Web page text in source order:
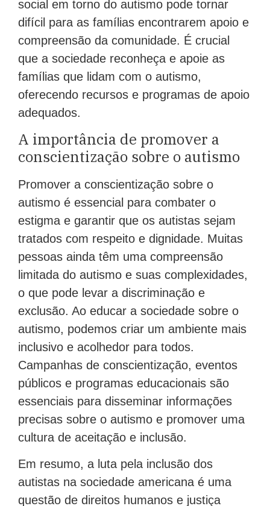
social em torno do autismo pode tornar
difícil para as famílias encontrarem apoio e
compreensão da comunidade. É crucial
que a sociedade reconheça e apoie as
famílias que lidam com o autismo,
oferecendo recursos e programas de apoio
adequados.
A importância de promover a
conscientização sobre o autismo
Promover a conscientização sobre o
autismo é essencial para combater o
estigma e garantir que os autistas sejam
tratados com respeito e dignidade. Muitas
pessoas ainda têm uma compreensão
limitada do autismo e suas complexidades,
o que pode levar a discriminação e
exclusão. Ao educar a sociedade sobre o
autismo, podemos criar um ambiente mais
inclusivo e acolhedor para todos.
Campanhas de conscientização, eventos
públicos e programas educacionais são
essenciais para disseminar informações
precisas sobre o autismo e promover uma
cultura de aceitação e inclusão.
Em resumo, a luta pela inclusão dos
autistas na sociedade americana é uma